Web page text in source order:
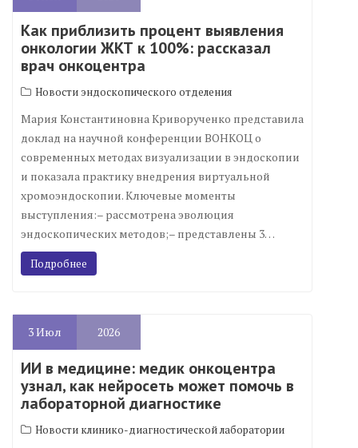
Как приблизить процент выявления
онкологии ЖКТ к 100%: рассказал
врач онкоцентра
Новости эндоскопического отделения
Мария Константиновна Криворученко представила
доклад на научной конференции ВОНКОЦ о
современных методах визуализации в эндоскопии
и показала практику внедрения виртуальной
хромоэндоскопии. Ключевые моменты
выступления:– рассмотрена эволюция
эндоскопических методов;– представлены 3…
Подробнее
3Июл 2026
ИИ в медицине: медик онкоцентра
узнал, как нейросеть может помочь в
лабораторной диагностике
Новости клинико-диагностической лаборатории